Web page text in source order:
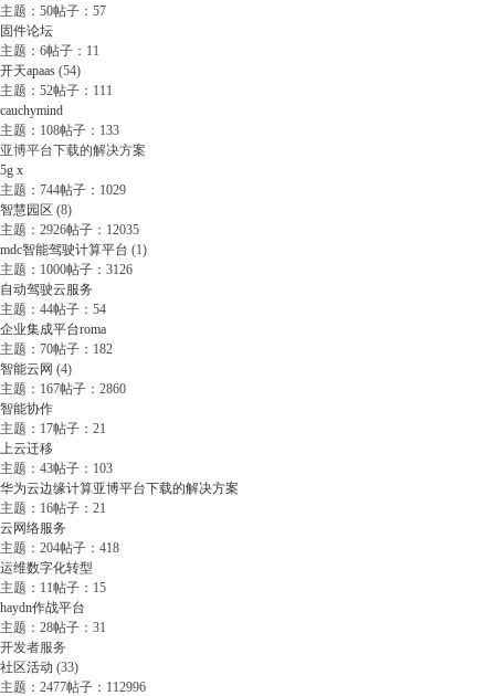
主题：50帖子：57
固件论坛
主题：6帖子：11
开天apaas (54)
主题：52帖子：111
cauchymind
主题：108帖子：133
亚博平台下载的解决方案
5g x
主题：744帖子：1029
智慧园区 (8)
主题：2926帖子：12035
mdc智能驾驶计算平台 (1)
主题：1000帖子：3126
自动驾驶云服务
主题：44帖子：54
企业集成平台roma
主题：70帖子：182
智能云网 (4)
主题：167帖子：2860
智能协作
主题：17帖子：21
上云迁移
主题：43帖子：103
华为云边缘计算亚博平台下载的解决方案
主题：16帖子：21
云网络服务
主题：204帖子：418
运维数字化转型
主题：11帖子：15
haydn作战平台
主题：28帖子：31
开发者服务
社区活动 (33)
主题：2477帖子：112996